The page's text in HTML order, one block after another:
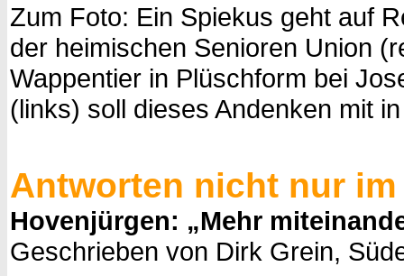
Zum Foto: Ein Spiekus geht auf
der heimischen Senioren Union
Wappentier in Plüschform bei
(links) soll dieses Andenken mit
Antworten nicht nur
Hovenjürgen: „Mehr
Geschrieben von Dirk Grein,